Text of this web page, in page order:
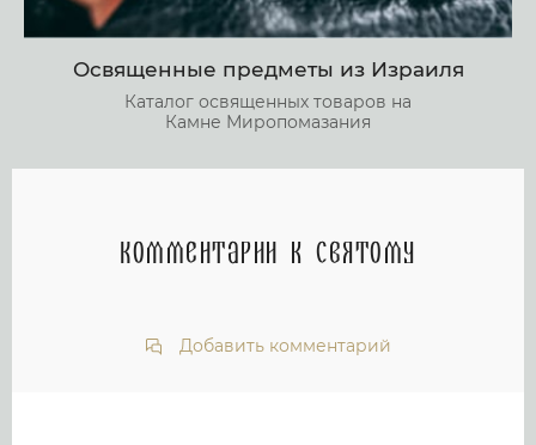
Освященные предметы из Израиля
Каталог освященных товаров на
Камне Миропомазания
Комментарии к святому
Добавить комментарий